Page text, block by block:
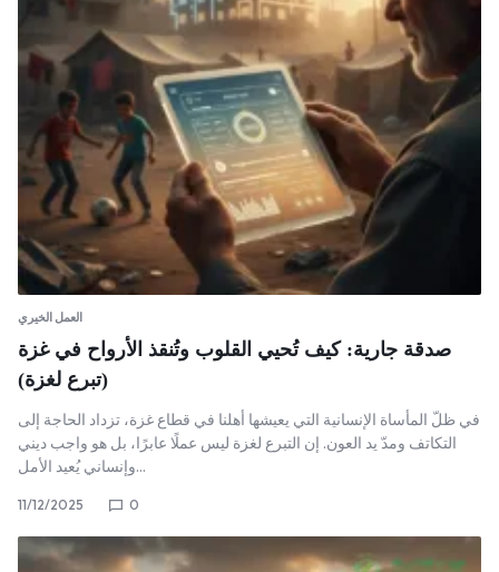
العمل الخيري
صدقة جارية: كيف تُحيي القلوب وتُنقذ الأرواح في غزة
(تبرع لغزة)
في ظلّ المأساة الإنسانية التي يعيشها أهلنا في قطاع غزة، تزداد الحاجة إلى
التكاتف ومدّ يد العون. إن التبرع لغزة ليس عملًا عابرًا، بل هو واجب ديني
وإنساني يُعيد الأمل…
11/12/2025 0